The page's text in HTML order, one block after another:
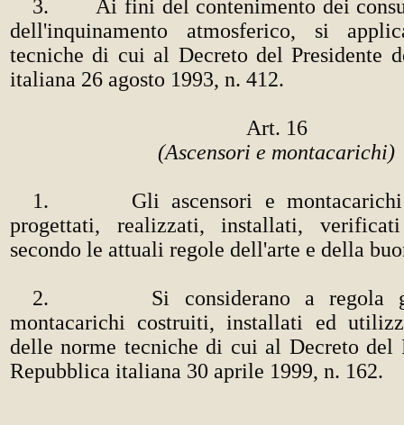
3. Ai fini del contenimento dei
dell'inquinamento atmosferico, si
tecniche di cui al Decreto del Presidente
italiana 26 agosto 1993, n. 412.
Art. 16
(Ascensori e montacarichi)
1. Gli ascensori e montacarichi
progettati, realizzati, installati,
secondo le attuali regole dell'arte e della
2. Si considerano a regola gli
montacarichi costruiti, installati ed
delle norme tecniche di cui al Decreto del
Repubblica italiana 30 aprile 1999, n. 162.